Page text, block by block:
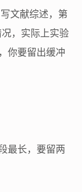
文献综述，第
，实际上实验
你要留出缓冲
最长，要留两